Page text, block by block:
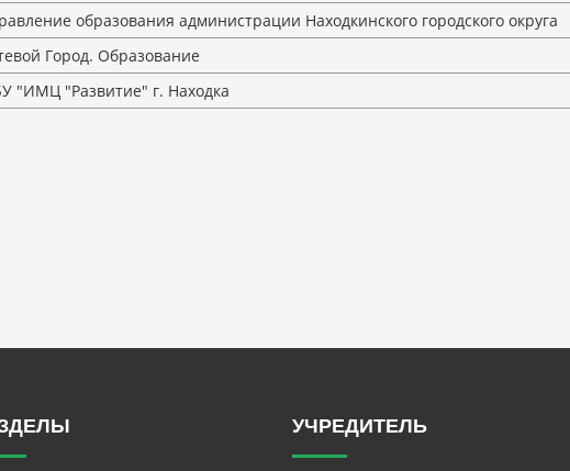
образования администрации Находкинского городского округа
Город. Образование
"ИМЦ "Развитие" г. Находка
УЧРЕДИТЕЛЬ